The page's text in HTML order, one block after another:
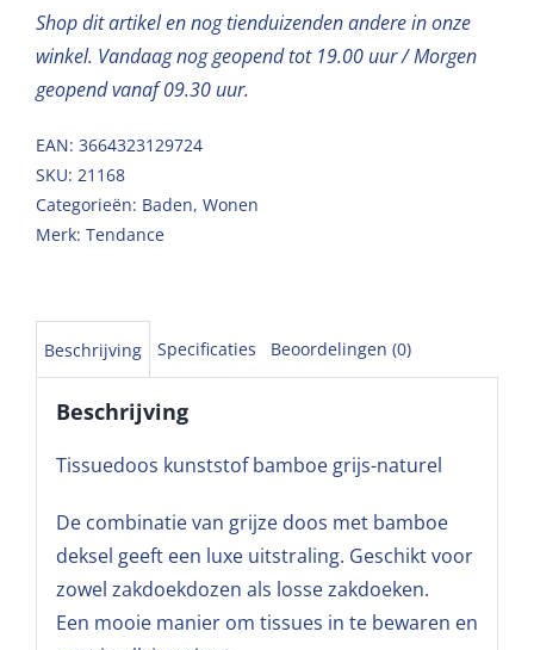
Shop dit artikel en nog tienduizenden andere in onze
winkel. Vandaag nog geopend tot 19.00 uur / Morgen
geopend vanaf 09.30 uur.
EAN: 3664323129724
SKU: 21168
Categorieën: Baden, Wonen
Merk: Tendance
Beschrijving Specificaties Beoordelingen (0)
Beschrijving
Tissuedoos kunststof bamboe grijs-naturel
De combinatie van grijze doos met bamboe
deksel geeft een luxe uitstraling. Geschikt voor
zowel zakdoekdozen als losse zakdoeken.
Een mooie manier om tissues in te bewaren en